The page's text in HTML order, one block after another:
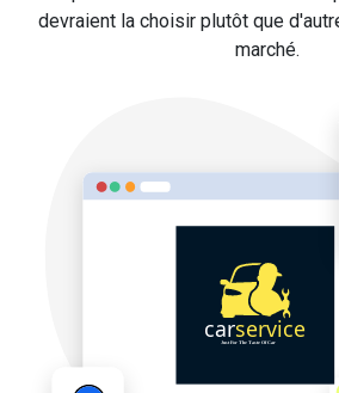
devraient la choisir plutôt que
marché.